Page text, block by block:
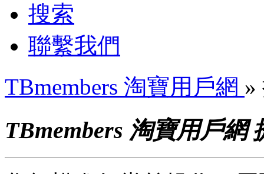
搜索
聯繫我們
TBmembers 淘寶用戶網 »
TBmembers 淘寶用戶網